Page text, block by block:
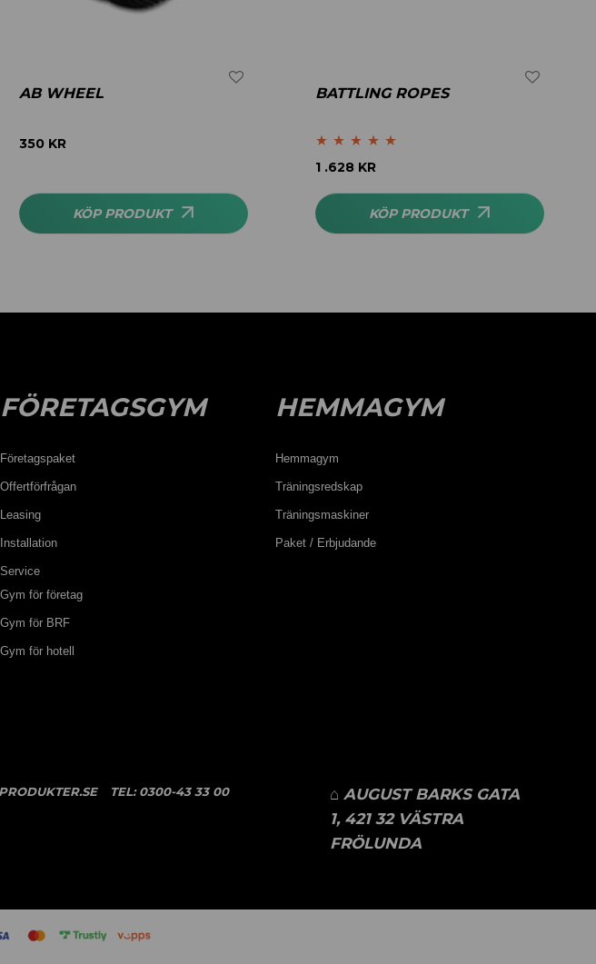
AB WHEEL
350 KR
KÖP PRODUKT
BATTLING ROPES
Betygsatt5.00
1 .628 KR
KÖP PRODUKT
FÖRETAGSGYM
Företagspaket
Offertförfrågan
Leasing
Installation
Service
Gym för företag
Gym för BRF
Gym för hotell
HEMMAGYM
Hemmagym
Träningsredskap
Träningsmaskiner
Paket / Erbjudande
TEL:0300-43 33 00
⌂ AUGUST BARKS GATA
1, 421 32 VÄSTRA
FRÖLUNDA